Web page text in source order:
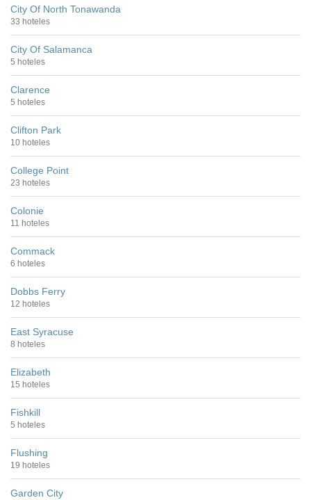
City Of North Tonawanda
33 hoteles
City Of Salamanca
5 hoteles
Clarence
5 hoteles
Clifton Park
10 hoteles
College Point
23 hoteles
Colonie
11 hoteles
Commack
6 hoteles
Dobbs Ferry
12 hoteles
East Syracuse
8 hoteles
Elizabeth
15 hoteles
Fishkill
5 hoteles
Flushing
19 hoteles
Garden City